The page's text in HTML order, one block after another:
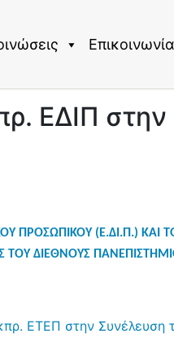
Επικοινωνία
ΕΔΙΠ στην
ΠΡΟΣΩΠΙΚΟΥ (Ε.ΔΙ.Π.) ΚΑΙ
ΤΟΥ ΔΙΕΘΝΟΥΣ
ΕΤΕΠ στην Συνέλευση